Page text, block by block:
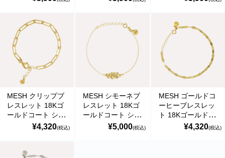
Gold Bracelet
PUL0022A Gold
Bracelet
MESH クリップブ
レスレット 18Kゴ
ールドコート シル
バー925 ポルトガ
Bracelet
¥4,320(税込)
MESH シモーネブ
レスレット 18Kゴ
ールドコート シル
バー925 ポルトガ
¥5,000(税込)
MESH ゴールドコ
ーヒーブレスレッ
ト 18Kゴールドコ
ート シルバー925
¥4,320(税込)